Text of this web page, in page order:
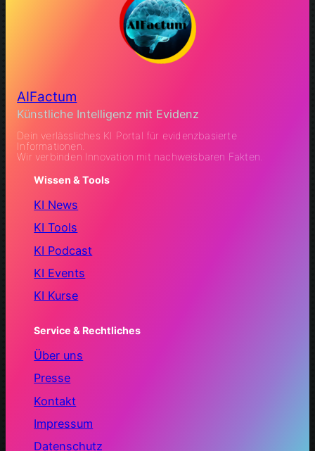
AIFactum
Künstliche Intelligenz mit Evidenz
Dein verlässliches KI Portal für evidenzbasierte
Informationen.
Wir verbinden Innovation mit nachweisbaren Fakten.
Wissen & Tools
KI News
KI Tools
KI Podcast
KI Events
KI Kurse
Service & Rechtliches
Über uns
Presse
Kontakt
Impressum
Datenschutz